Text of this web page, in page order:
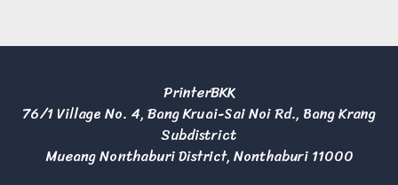
PrinterBKK
76/1 Village No. 4, Bang Kruai-Sai Noi Rd., Bang Krang
Subdistrict
Mueang Nonthaburi District, Nonthaburi 11000